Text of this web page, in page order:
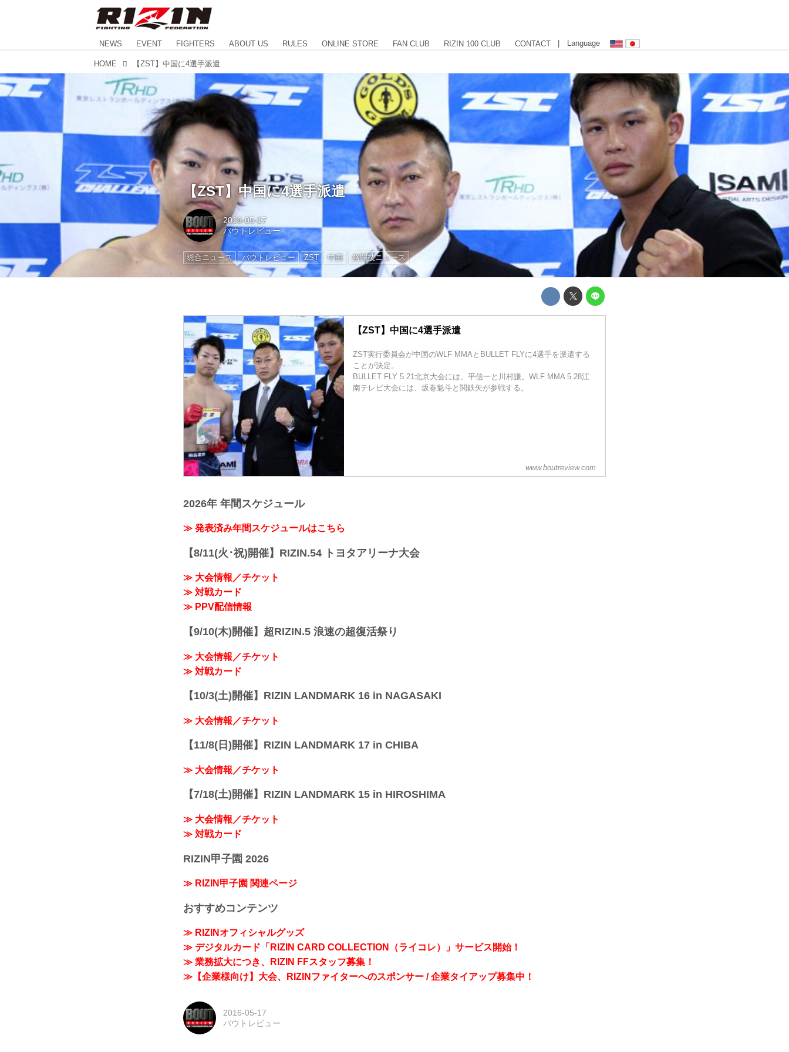
NEWS EVENT FIGHTERS ABOUT US RULES ONLINE STORE FAN CLUB RIZIN 100 CLUB CONTACT | Language
HOME 【ZST】中国に4選手派遣
【ZST】中国に4選手派遣
2016-05-17
バウトレビュー
総合ニュース バウトレビュー ZST 中国 格闘技ニュース
【ZST】中国に4選手派遣
ZST実行委員会が中国のWLF MMAとBULLET FLYに4選手を派遣する
ことが決定。
BULLET FLY 5.21北京大会には、平信一と川村謙。WLF MMA 5.28江
南テレビ大会には、坂巻魁斗と関鉄矢が参戦する。
www.boutreview.com
2026年 年間スケジュール
≫ 発表済み年間スケジュールはこちら
【8/11(火･祝)開催】RIZIN.54 トヨタアリーナ大会
≫ 大会情報／チケット
≫ 対戦カード
≫ PPV配信情報
【9/10(木)開催】超RIZIN.5 浪速の超復活祭り
≫ 大会情報／チケット
≫ 対戦カード
【10/3(土)開催】RIZIN LANDMARK 16 in NAGASAKI
≫ 大会情報／チケット
【11/8(日)開催】RIZIN LANDMARK 17 in CHIBA
≫ 大会情報／チケット
【7/18(土)開催】RIZIN LANDMARK 15 in HIROSHIMA
≫ 大会情報／チケット
≫ 対戦カード
RIZIN甲子園 2026
≫ RIZIN甲子園 関連ページ
おすすめコンテンツ
≫ RIZINオフィシャルグッズ
≫ デジタルカード「RIZIN CARD COLLECTION（ライコレ）」サービス開始！
≫ 業務拡大につき、RIZIN FFスタッフ募集！
≫【企業様向け】大会、RIZINファイターへのスポンサー / 企業タイアップ募集中！
2016-05-17
バウトレビュー